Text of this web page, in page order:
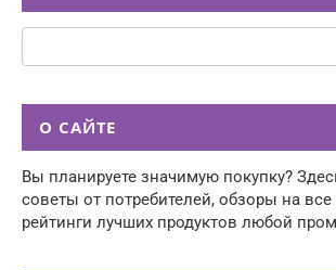
Поиск:
О САЙТЕ
Вы планируете значимую покупку?
советы от потребителей, обзоры на
рейтинги лучших продуктов любой